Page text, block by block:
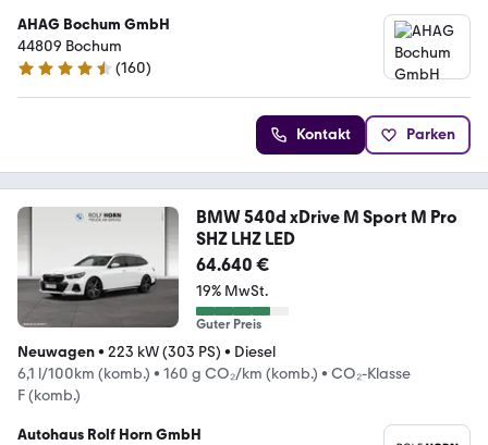
AHAG Bochum GmbH
44809 Bochum
4.6 Sterne
(160)
Kontakt Parken
BMW 540d xDrive M Sport M Pro
SHZ LHZ LED
64.640 €
19% MwSt.
Guter Preis
Neuwagen• 223 kW (303 PS) • Diesel
6,1 l/100km (komb.) • 160 g CO₂/km (komb.) • CO₂-Klasse
F (komb.)
Autohaus Rolf Horn GmbH